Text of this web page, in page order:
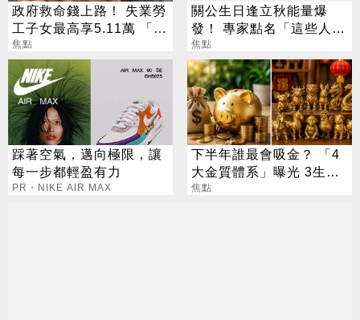
政府救命錢上路！ 失業勞
工子女最高享5.11萬 「雙
軌補助」一次看懂
焦點
關公生日逢立秋能量爆
發！ 專家點名「這些人」
別亂拜
焦點
踩著空氣，邁向極限，讓
每一步都輕盈有力
PR・NIKE AIR MAX
下半年誰最會吸金？ 「4
大金質體系」曝光 3生肖
偏財旺到「錢自己找上
焦點